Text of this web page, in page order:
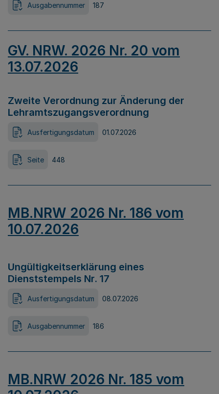
Ausgabennummer 187
GV. NRW. 2026 Nr. 20 vom
13.07.2026
Zweite Verordnung zur Änderung der
Lehramtszugangsverordnung
Ausfertigungsdatum 01.07.2026
Seite 448
MB.NRW 2026 Nr. 186 vom
10.07.2026
Ungültigkeitserklärung eines
Dienststempels Nr. 17
Ausfertigungsdatum 08.07.2026
Ausgabennummer 186
MB.NRW 2026 Nr. 185 vom